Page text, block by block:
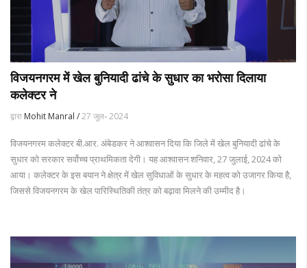
विजयनगरम में खेल बुनियादी ढांचे के सुधार का भरोसा दिलाया
कलेक्टर ने
द्वारा Mohit Manral /27 जुल॰ 2024
विजयनगरम कलेक्टर बी.आर. अंबेडकर ने आश्वासन दिया कि जिले में खेल बुनियादी ढांचे के
सुधार को सरकार सर्वोच्च प्राथमिकता देगी। यह आश्वासन शनिवार, 27 जुलाई, 2024 को
आया। कलेक्टर के इस बयान ने क्षेत्र में खेल सुविधाओं के सुधार के महत्व को उजागर किया है,
जिससे विजयनगरम के खेल पारिस्थितिकी तंत्र को बढ़ावा मिलने की उम्मीद है।